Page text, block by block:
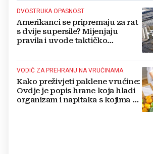
DVOSTRUKA OPASNOST
Amerikanci se pripremaju za rat
s dvije supersile? Mijenjaju
pravila i uvode taktičko
VODIČ ZA PREHRANU NA VRUĆINAMA
Kako preživjeti paklene vrućine:
Ovdje je popis hrane koja hladi
organizam i napitaka s kojima si